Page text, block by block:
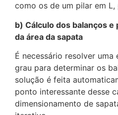
como os de um pilar em L,
b) Cálculo dos balanços
da área da sapata
É necessário resolver uma
grau para determinar os
solução é feita
ponto interessante desse
dimensionamento de